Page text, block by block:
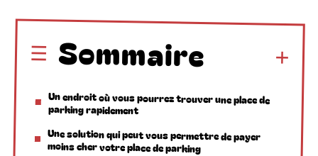
Sommaire
Un endroit où vous pourrez trouver une place de
parking rapidement
Une solution qui peut vous permettre de payer
moins cher votre place de parking